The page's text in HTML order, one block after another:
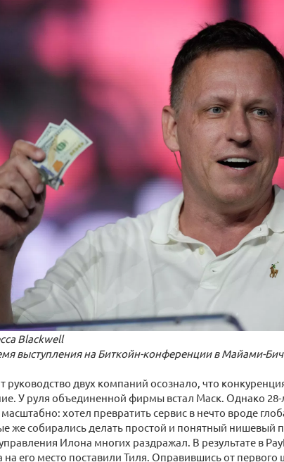
Blackwell
выступления на Биткойн-конференции в Майами-Бич
руководство двух компаний осознало, что
У руля объединенной фирмы встал Маск. Однако
хотел превратить сервис в нечто вроде
же собирались делать простой и понятный нишевый
Илона многих раздражал. В результате в
на его место поставили Тиля. Оправившись от